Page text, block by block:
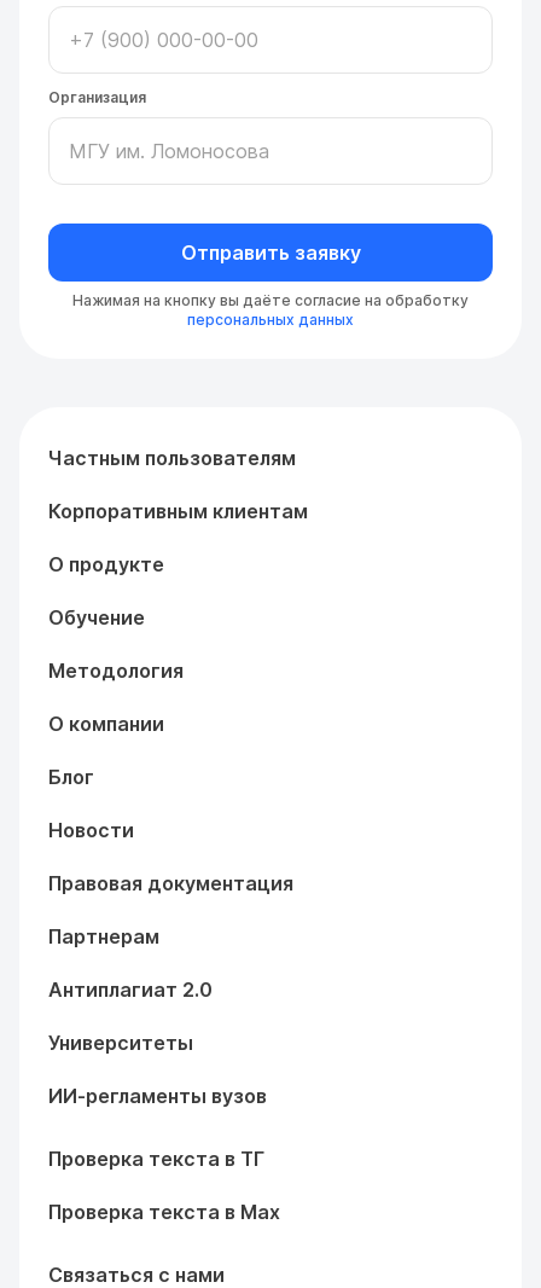
Организация
Отправить заявку
Нажимая на кнопку вы даёте согласие на обработку
персональных данных
Частным пользователям
Корпоративным клиентам
О продукте
Обучение
Методология
О компании
Блог
Новости
Правовая документация
Партнерам
Антиплагиат 2.0
Университеты
ИИ-регламенты вузов
Проверка текста в ТГ
Проверка текста в Max
Связаться с нами